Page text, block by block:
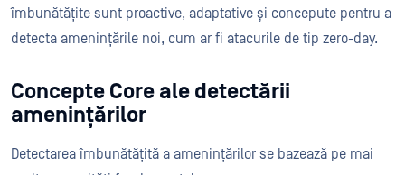
îmbunătățite sunt proactive, adaptative și concepute pentru a
detecta amenințările noi, cum ar fi atacurile de tip zero-day.
Concepte Core ale detectării
amenințărilor
Detectarea îmbunătățită a amenințărilor se bazează pe mai